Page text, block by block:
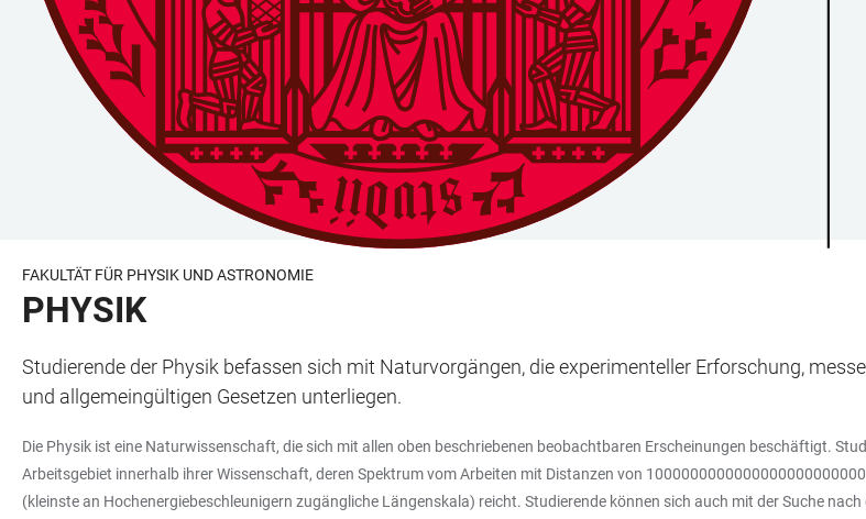
FAKULTÄT FÜR PHYSIK UND ASTRONOMIE
PHYSIK
Studierende der Physik befassen sich mit Naturvorgängen, die experimenteller Erforschung,
und allgemeingültigen Gesetzen unterliegen.
Die Physik ist eine Naturwissenschaft, die sich mit allen oben beschriebenen beobachtbaren Erscheinungen beschäftigt.
Arbeitsgebiet innerhalb ihrer Wissenschaft, deren Spektrum vom Arbeiten mit Distanzen von
(kleinste an Hochenergiebeschleunigern zugängliche Längenskala) reicht. Studierende können sich auch mit der Suche